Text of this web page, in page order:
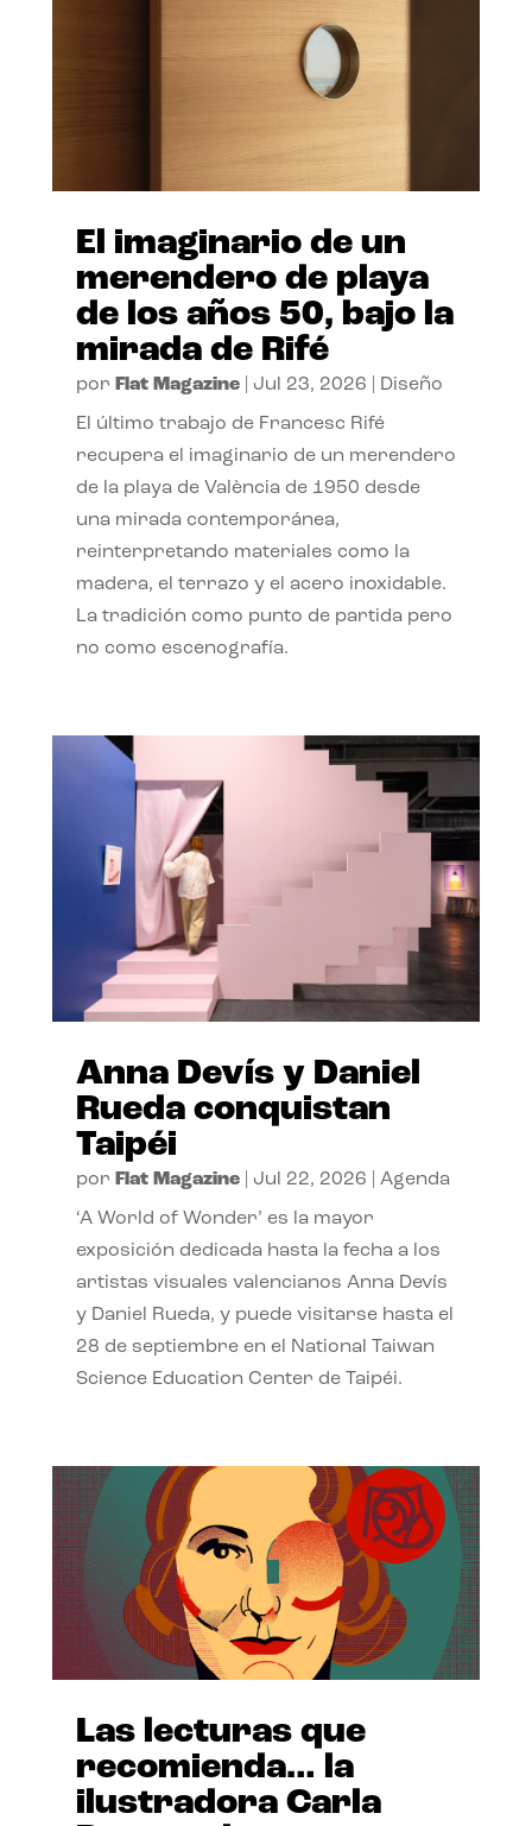
El imaginario de un
merendero de playa
de los años 50, bajo la
mirada de Rifé
por Flat Magazine| Jul 23, 2026 Diseño
El último trabajo de Francesc Rifé
recupera el imaginario de un merendero
de la playa de València de 1950 desde
una mirada contemporánea,
reinterpretando materiales como la
madera, el terrazo y el acero inoxidable.
La tradición como punto de partida pero
no como escenografía.
Anna Devís y Daniel
Rueda conquistan
Taipéi
por Flat Magazine| Jul 22, 2026 Agenda
‘A World of Wonder’ es la mayor
exposición dedicada hasta la fecha a los
artistas visuales valencianos Anna Devís
y Daniel Rueda, y puede visitarse hasta el
28 de septiembre en el National Taiwan
Science Education Center de Taipéi.
Las lecturas que
recomienda… la
ilustradora Carla